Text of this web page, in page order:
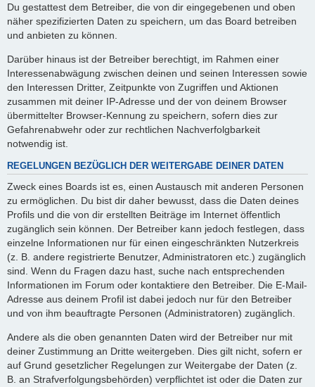
Du gestattest dem Betreiber, die von dir eingegebenen und oben
näher spezifizierten Daten zu speichern, um das Board betreiben
und anbieten zu können.
Darüber hinaus ist der Betreiber berechtigt, im Rahmen einer
Interessenabwägung zwischen deinen und seinen Interessen sowie
den Interessen Dritter, Zeitpunkte von Zugriffen und Aktionen
zusammen mit deiner IP-Adresse und der von deinem Browser
übermittelter Browser-Kennung zu speichern, sofern dies zur
Gefahrenabwehr oder zur rechtlichen Nachverfolgbarkeit
notwendig ist.
REGELUNGEN BEZÜGLICH DER WEITERGABE DEINER DATEN
Zweck eines Boards ist es, einen Austausch mit anderen Personen
zu ermöglichen. Du bist dir daher bewusst, dass die Daten deines
Profils und die von dir erstellten Beiträge im Internet öffentlich
zugänglich sein können. Der Betreiber kann jedoch festlegen, dass
einzelne Informationen nur für einen eingeschränkten Nutzerkreis
(z. B. andere registrierte Benutzer, Administratoren etc.) zugänglich
sind. Wenn du Fragen dazu hast, suche nach entsprechenden
Informationen im Forum oder kontaktiere den Betreiber. Die E-Mail-
Adresse aus deinem Profil ist dabei jedoch nur für den Betreiber
und von ihm beauftragte Personen (Administratoren) zugänglich.
Andere als die oben genannten Daten wird der Betreiber nur mit
deiner Zustimmung an Dritte weitergeben. Dies gilt nicht, sofern er
auf Grund gesetzlicher Regelungen zur Weitergabe der Daten (z.
B. an Strafverfolgungsbehörden) verpflichtet ist oder die Daten zur